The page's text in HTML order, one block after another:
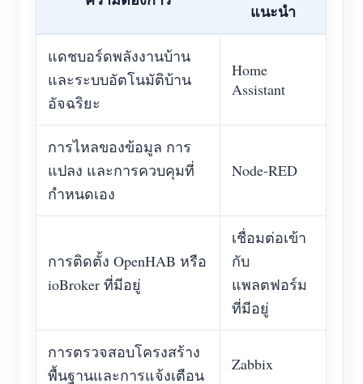
แนะนำ
แดชบอร์ดพลังงานบ้าน
และระบบอัตโนมัติบ้าน
อัจฉริยะ
Home
Assistant
การไหลของข้อมูล การ
แปลง และการควบคุมที่
กำหนดเอง
Node-RED
การติดตั้ง OpenHAB หรือ
ioBroker ที่มีอยู่
เชื่อมต่อเข้า
กับ
แพลตฟอร์ม
ที่มีอยู่
การตรวจสอบโครงสร้าง
พื้นฐานและการแจ้งเตือน
Zabbix